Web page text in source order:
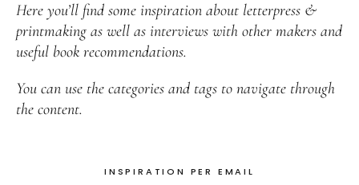
Here you’ll find some inspiration about letterpress &
printmaking as well as interviews with other makers and
useful book recommendations.
You can use the categories and tags to navigate through
the content.
INSPIRATION PER EMAIL